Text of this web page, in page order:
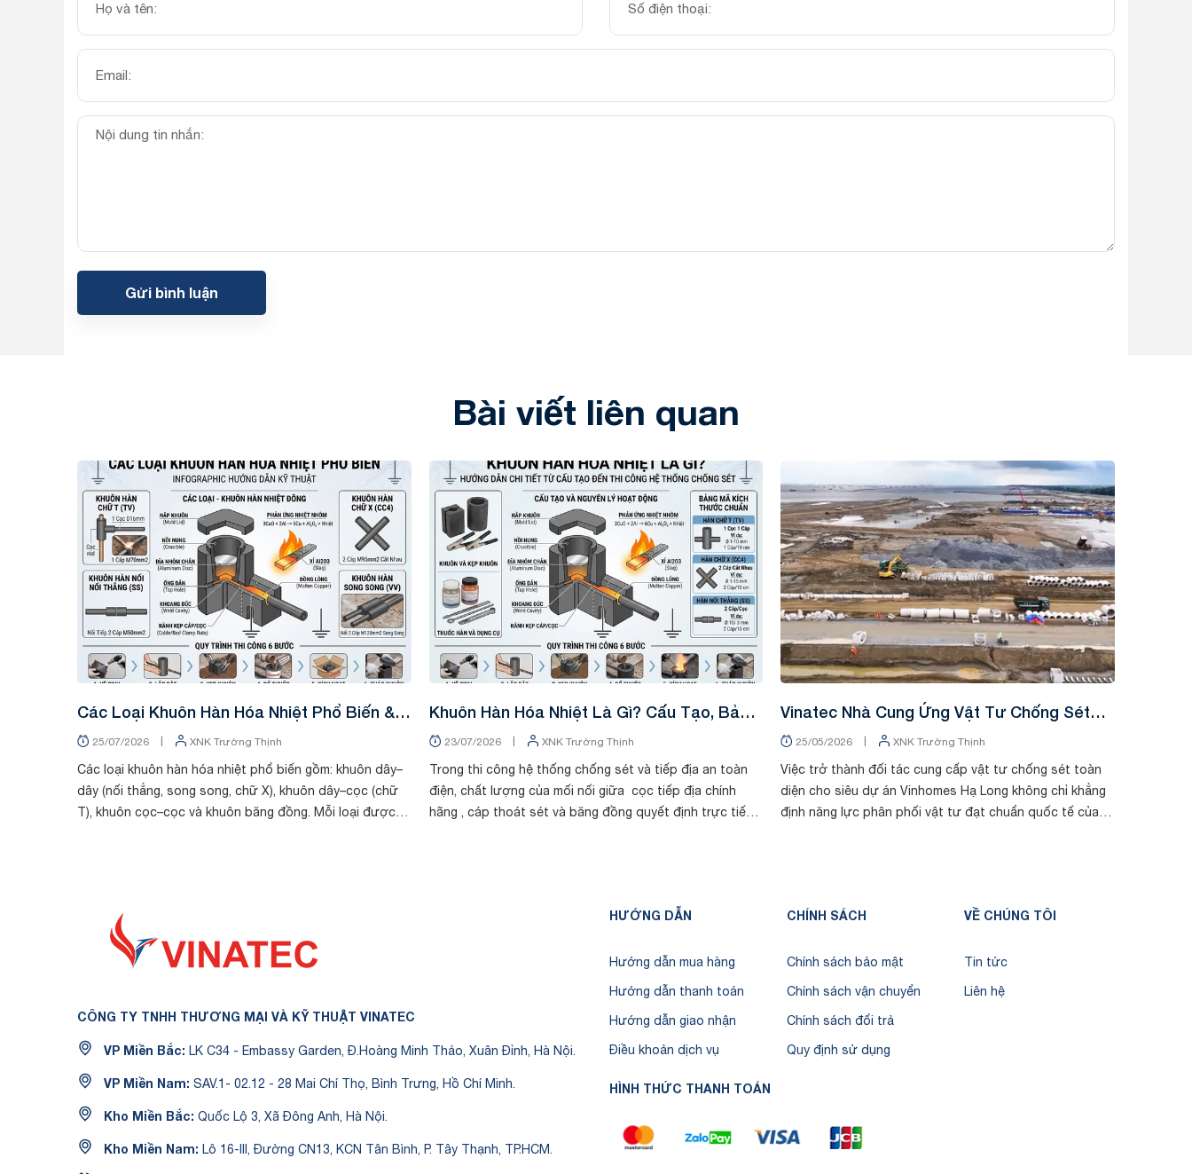
Gửi bình luận
Bài viết liên quan
Tin tức
Các Loại Khuôn Hàn Hóa Nhiệt Phổ Biến &
Bảng Tra Mã Kỹ Thuật
25/07/2026 XNK Trường Thịnh
Các loại khuôn hàn hóa nhiệt phổ biến gồm: khuôn dây–
dây (nối thẳng, song song, chữ X), khuôn dây–cọc (chữ
T), khuôn cọc–cọc và khuôn băng đồng. Mỗi loại được
Tin tức
Khuôn Hàn Hóa Nhiệt Là Gì? Cấu Tạo, Bảng
Mã & Kỹ Thuật Thi Công
23/07/2026 XNK Trường Thịnh
Trong thi công hệ thống chống sét và tiếp địa an toàn
điện, chất lượng của mối nối giữa cọc tiếp địa chính
hãng , cáp thoát sét và băng đồng quyết định trực tiếp
Tin tức
Vinatec Nhà Cung Ứng Vật Tư Chống Sét
Tại Đại Đô Thị Vin Home Hạ Long
25/05/2026 XNK Trường Thịnh
Việc trở thành đối tác cung cấp vật tư chống sét toàn
diện cho siêu dự án Vinhomes Hạ Long không chỉ khẳng
định năng lực phân phối vật tư đạt chuẩn quốc tế của
CÔNG TY TNHH THƯƠNG MẠI VÀ KỸ THUẬT VINATEC
VP Miền Bắc: LK C34 - Embassy Garden, Đ.Hoàng Minh Thảo, Xuân Đỉnh, Hà Nội.
VP Miền Nam: SAV.1- 02.12 - 28 Mai Chí Thọ, Bình Trưng, Hồ Chí Minh.
Kho Miền Bắc: Quốc Lộ 3, Xã Đông Anh, Hà Nội.
Kho Miền Nam: Lô 16-III, Đường CN13, KCN Tân Bình, P. Tây Thạnh, TP.HCM.
HƯỚNG DẪN
Hướng dẫn mua hàng
Hướng dẫn thanh toán
Hướng dẫn giao nhận
Điều khoản dịch vụ
CHÍNH SÁCH
Chính sách bảo mật
Chính sách vận chuyển
Chính sách đổi trả
Quy định sử dụng
VỀ CHÚNG TÔI
Tin tức
Liên hệ
HÌNH THỨC THANH TOÁN